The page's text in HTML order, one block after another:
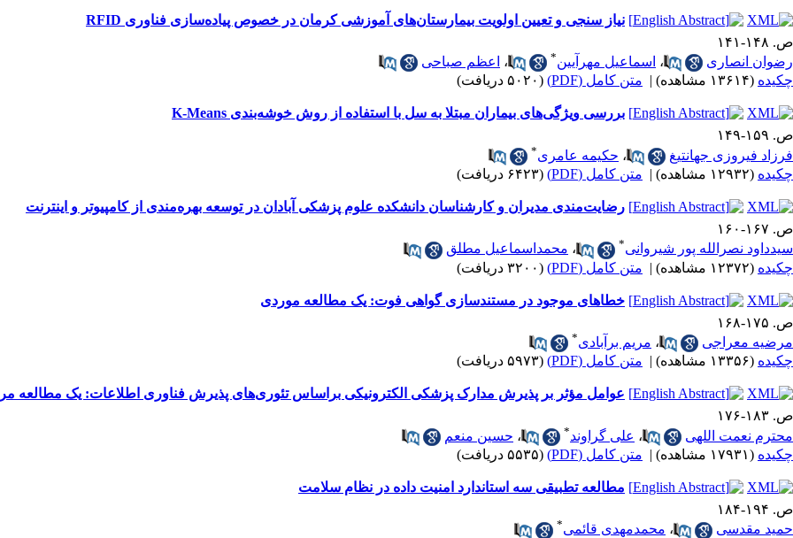
نیاز سنجی و تعیین اولویت بیمارستان‌های آموزشی کرمان در خصوص پیاده‌سازی فناوری RFID
ص. ۱۴۸-۱۴۱
رضوان انصاری
، اسماعیل مهرآیین* ،
اعظم صباحی
چکیده (۱۳۶۱۴ مشاهده) | متن کامل (PDF) (۵۰۲۰ دریافت)
بررسی ویژگی‌های بیماران مبتلا به سل با استفاده از روش خوشه‌بندی K-Means
ص. ۱۵۹-۱۴۹
فرزاد فیروزی جهانتیغ
، حکیمه عامری*
چکیده (۱۲۹۳۲ مشاهده) | متن کامل (PDF) (۶۴۲۳ دریافت)
رضایت‌مندی مدیران و کارشناسان دانشکده‌ علوم پزشکی آبادان در توسعه بهره‌مندی از کامپیوتر و اینترنت
ص. ۱۶۷-۱۶۰
سیدداود نصرالله پور شیروانی* ، محمداسماعیل مطلق
چکیده (۱۲۳۷۲ مشاهده) | متن کامل (PDF) (۳۲۰۰ دریافت)
خطاهای موجود در مستندسازی گواهی فوت: یک مطالعه موردی
ص. ۱۷۵-۱۶۸
مرضیه معراجی
، مریم برآبادی*
چکیده (۱۳۳۵۶ مشاهده) | متن کامل (PDF) (۵۹۷۳ دریافت)
عوامل مؤثر بر پذیرش مدارک پزشکی الکترونیکی براساس تئوری‌های پذیرش فناوری اطلاعات: یک مطالعه
ص. ۱۸۳-۱۷۶
محترم نعمت اللهی
، علی گراوند* ، حسین منعم
چکیده (۱۷۹۳۱ مشاهده) | متن کامل (PDF) (۵۵۳۵ دریافت)
مطالعه تطبیقی سه استاندارد امنیت داده در نظام سلامت
ص. ۱۹۴-۱۸۴
حمید مقدسی
، محمدمهدی قائمی*